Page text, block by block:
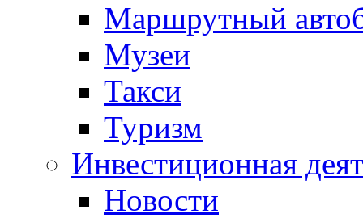
Маршрутный
Музеи
Такси
Туризм
Инвестиционная
Новости